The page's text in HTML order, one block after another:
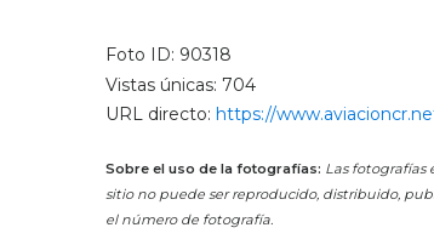
Foto ID: 90318
Vistas únicas: 704
URL directo: https://
Sobre el uso de la fotografías: Las fotografías
sitio no puede ser reproducido, distribuido,
el número de fotografía.